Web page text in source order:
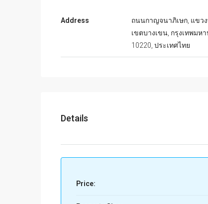
Address
ถนนกาญจนาภิเษก, แขวง
เขตบางเขน, กรุงเทพมหา
10220, ประเทศไทย
Details
Price: